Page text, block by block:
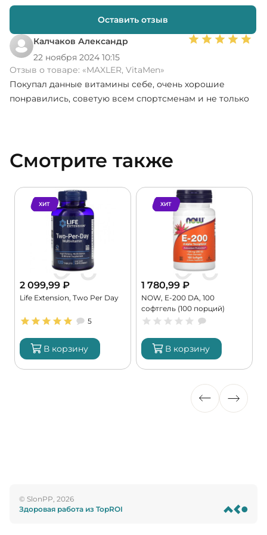
Калчаков Александр
22 ноября 2024 10:15
Отзыв о товаре: «MAXLER, VitaMen»
Покупал данные витамины себе, очень хорошие
понравились, советую всем спортсменам и не только
Оставить отзыв
Смотрите также
ХИТ
2 099,99 ₽
Life Extension, Two Per Day
5
В корзину
ХИТ
1 780,99 ₽
NOW, E-200 DA, 100
софтгель (100 порций)
В корзину
© SlonPP, 2026
Здоровая работа из TopROI